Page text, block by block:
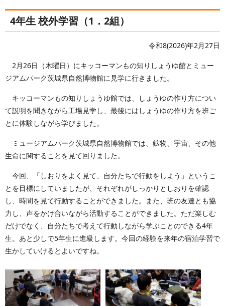
4年生 校外学習（1．2組）
令和8(2026)年2月27日
2月26日（木曜日）にキッコーマンもの知りしょうゆ館とミュー
ジアムパーク茨城県自然博物館に見学に行きました。
キッコーマンもの知りしょうゆ館では、しょうゆの作り方につい
て説明を聞きながら工場見学し、最後にはしょうゆの作り方を班ご
とに体験しながら学びました。
ミュージアムパーク茨城県自然博物館では、鉱物、宇宙、その他
生命に関することを見て回りました。
今回、「しおりをよく見て、自分たちで行動をしよう」というこ
とを目標にしていましたが、それぞれがしっかりとしおりを確認
し、時間を見て行動することができました。また、班の友達とも協
力し、声をかけ合いながら活動することができました。ただ楽しむ
だけでなく、自分たちで考えて行動しながら学ぶことのできる4年
生。あと少しで5年生に進級します。今回の経験を来年の宿泊学習で
生かしていけるとよいですね。